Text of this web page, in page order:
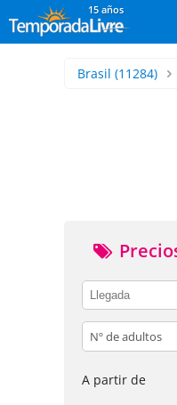
15 años
Brasil (11284)
adults
A partir de